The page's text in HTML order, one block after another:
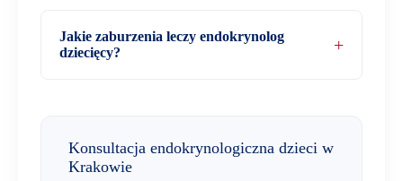
Jakie zaburzenia leczy endokrynolog
dziecięcy?
Konsultacja endokrynologiczna dzieci w
Krakowie